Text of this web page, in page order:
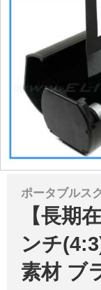
ポータブルス
【長期
ンチ
素材 ブ